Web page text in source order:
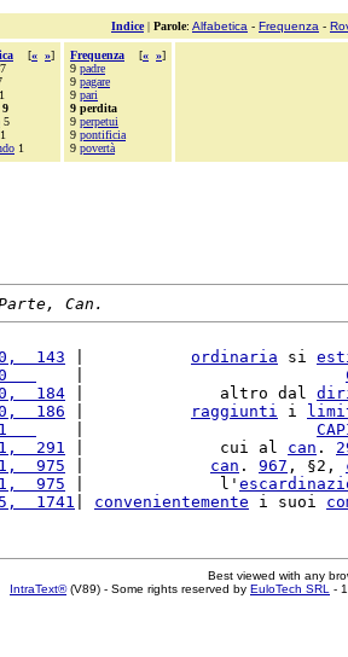
Indice| Parole: Alfabetica - Frequenza -
[« »]
1
9
5
1
1
Frequenza [« »]
9 padre
9 pagare
9 pari
9 perdita
9 perpetui
9 pontificia
9 povertà
Can.
143
ordinaria si
0
184
|              altro dal
186
raggiunti i
1
291
|              cui al can .
975
can . 967 , §2,
975
|              l'
1741
convenientemente i suoi
Best viewed with any
IntraText®(V89) - Some rights reserved by EuloTech SRL -